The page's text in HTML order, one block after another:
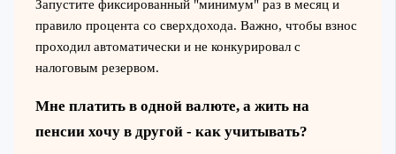
Запустите фиксированный "минимум" раз в месяц и
правило процента со сверхдохода. Важно, чтобы взнос
проходил автоматически и не конкурировал с
налоговым резервом.
Мне платить в одной валюте, а жить на
пенсии хочу в другой - как учитывать?